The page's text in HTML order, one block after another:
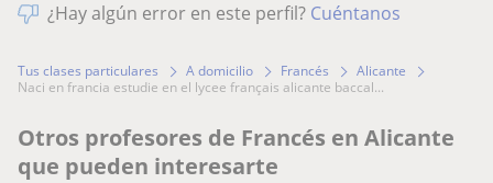
¿Hay algún error en este perfil? Cuéntanos
Tus clases particulares A domicilio Francés
Alicante
naci en francia estudie en el lycee français alicante baccal...
Otros profesores de Francés en Alicante
que pueden interesarte